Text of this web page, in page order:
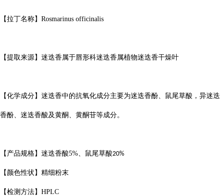
【拉丁名称】 Rosmarinus officinalis
【提取来源】迷迭香属于唇形科迷迭香属植物迷迭香干燥叶
【化学成分】迷迭香中的抗氧化成分主要为迷迭香酚、鼠尾草酸，异迷迭
香酚、迷迭香酸及黄酮、黄酮苷等成分。
【产品规格】 迷迭香酸5%、鼠尾草酸20%
【颜色性状】精细粉末
【检测方法】 HPLC